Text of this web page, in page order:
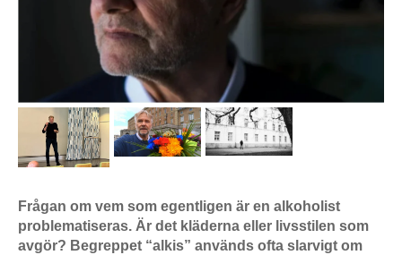
Personlig utveckling, målsättning
Life Stories & Trivsel
Keynote
Moderator, konferencier
Moderator
Konferencier
Frågan om vem som egentligen är en alkoholist
problematiseras. Är det kläderna eller livsstilen som
avgör? Begreppet “alkis” används ofta slarvigt om